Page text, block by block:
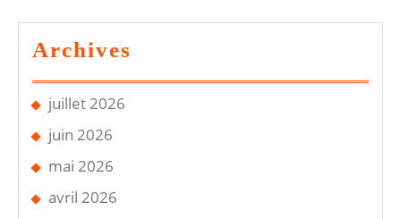
Archives
juillet 2026
juin 2026
mai 2026
avril 2026